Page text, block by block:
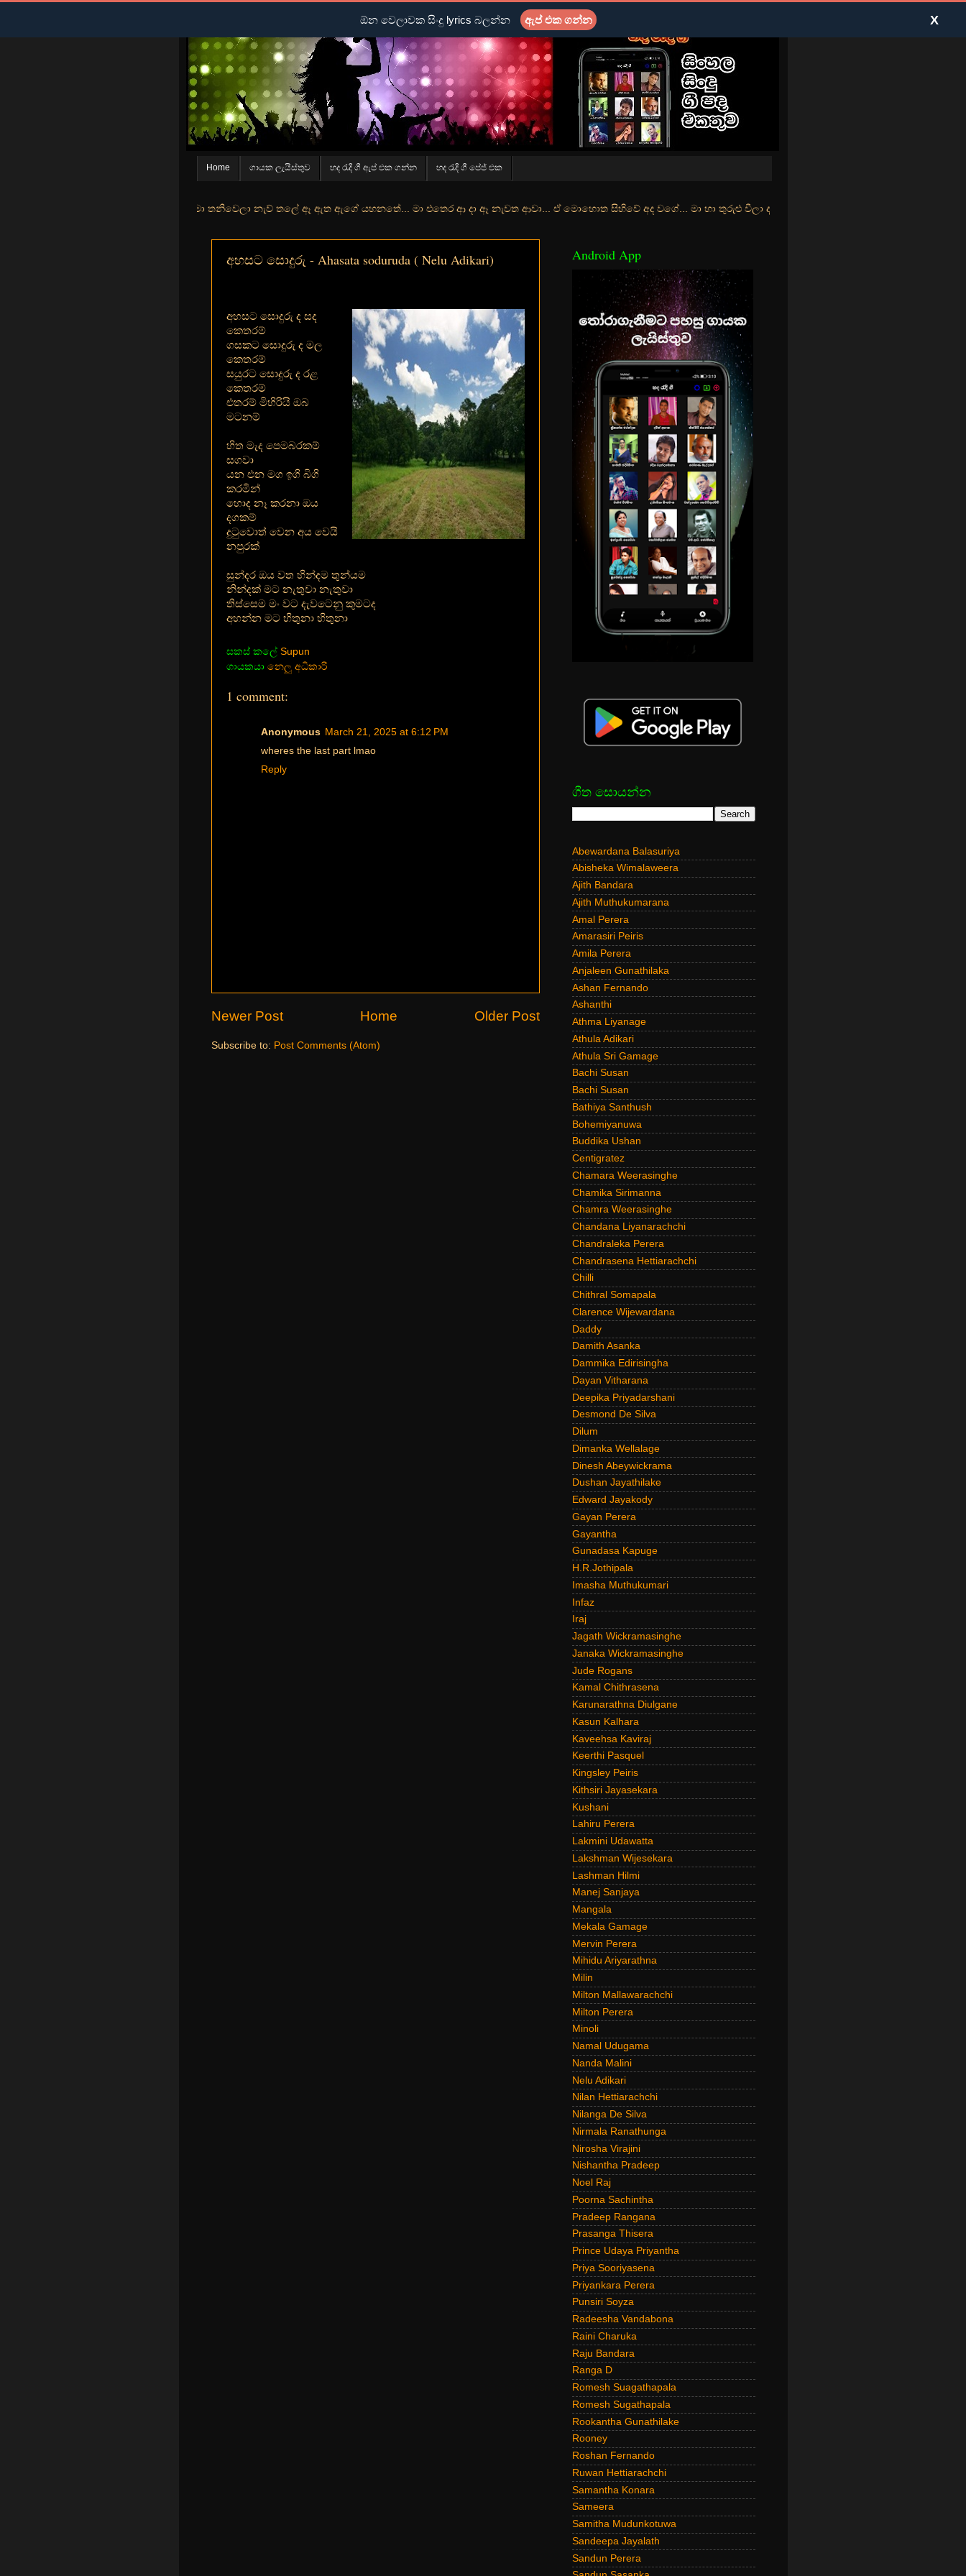
Home ගායක ලැයිස්තුව හද රැදි ගී ඇප් එක ගන්න හද රැදි ගී පේජ් එක
මුහුදු තීරේ ගල් මල් පිපුන යායේ මා තනිවෙලා නැව් තලේ ඈ ඇත ඇගේ යහනතේ... මා එතෙර ආ දා ඈ නැවත ආවා... ඒ මොහොත සිහිවේ අද වගේ... මා හා තුරුළු වීලා දෑසේ කදුළු බීලා රහසේ සුසුම් ලෑ හඩ ඇසේ... නිල්වන්
අහසට සොදුරු - Ahasata soduruda ( Nelu Adikari)
අහසට සොදුරු ද සද
කෙතරම්
ගසකට සොදුරු ද මල
කෙතරම්
සයුරට සොදුරු ද රළ
කෙතරම්
එතරම් මිහිරියි ඔබ
මටනම්
හිත මැද පෙමබරකම්
සගවා
යන එන මග ඉගි බිගි
කරමින්
හොද නෑ කරනා ඔය
දගකම්
දුටුවොත් වෙන අය වෙයි
නපුරක්
සුන්දර ඔය වත හින්දම තුන්යම
නින්දක් මට නැතුවා නැතුවා
තිස්සෙම මං වට දැවටෙනු කුමටද
අහන්න මට හිතුනා හිතුනා
සකස් කලේ Supun
ගායකයා නෙලු අධිකාරි
1 comment:
Anonymous March 21, 2025 at 6:12 PM
wheres the last part lmao
Reply
Newer Post Older Post
Home
Subscribe to: Post Comments (Atom)
Android App
ගීත සොයන්න
Abewardana Balasuriya
Abisheka Wimalaweera
Ajith Bandara
Ajith Muthukumarana
Amal Perera
Amarasiri Peiris
Amila Perera
Anjaleen Gunathilaka
Ashan Fernando
Ashanthi
Athma Liyanage
Athula Adikari
Athula Sri Gamage
Bachi Susan
Bachi Susan
Bathiya Santhush
Bohemiyanuwa
Buddika Ushan
Centigratez
Chamara Weerasinghe
Chamika Sirimanna
Chamra Weerasinghe
Chandana Liyanarachchi
Chandraleka Perera
Chandrasena Hettiarachchi
Chilli
Chithral Somapala
Clarence Wijewardana
Daddy
Damith Asanka
Dammika Edirisingha
Dayan Vitharana
Deepika Priyadarshani
Desmond De Silva
Dilum
Dimanka Wellalage
Dinesh Abeywickrama
Dushan Jayathilake
Edward Jayakody
Gayan Perera
Gayantha
Gunadasa Kapuge
H.R.Jothipala
Imasha Muthukumari
Infaz
Iraj
Jagath Wickramasinghe
Janaka Wickramasinghe
Jude Rogans
Kamal Chithrasena
Karunarathna Diulgane
Kasun Kalhara
Kaveehsa Kaviraj
Keerthi Pasquel
Kingsley Peiris
Kithsiri Jayasekara
Kushani
Lahiru Perera
Lakmini Udawatta
Lakshman Wijesekara
Lashman Hilmi
Manej Sanjaya
Mangala
Mekala Gamage
Mervin Perera
Mihidu Ariyarathna
Milin
Milton Mallawarachchi
Milton Perera
Minoli
Namal Udugama
Nanda Malini
Nelu Adikari
Nilan Hettiarachchi
Nilanga De Silva
Nirmala Ranathunga
Nirosha Virajini
Nishantha Pradeep
Noel Raj
Poorna Sachintha
Pradeep Rangana
Prasanga Thisera
Prince Udaya Priyantha
Priya Sooriyasena
Priyankara Perera
Punsiri Soyza
Radeesha Vandabona
Raini Charuka
Raju Bandara
Ranga D
Romesh Suagathapala
Romesh Sugathapala
Rookantha Gunathilake
Rooney
Roshan Fernando
Ruwan Hettiarachchi
Samantha Konara
Sameera
Samitha Mudunkotuwa
Sandeepa Jayalath
Sandun Perera
ඕන වෙලාවක සිංදු lyrics බලන්න ඇප් එක ගන්න X